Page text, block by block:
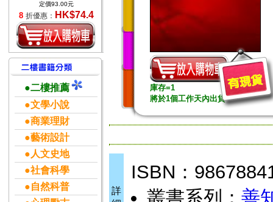
定價93.00元
8 折優惠： HK$74.4
●二樓推薦
●文學小說
●商業理財
●藝術設計
●人文史地
●社會科學
●自然科普
庫存=1
將於1個工作天內出貨
詳
ISBN：
叢書系列： 善